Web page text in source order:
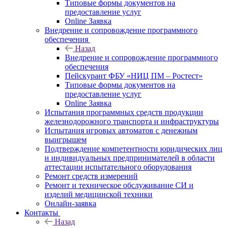
Типовые формы документов на
предоставление услуг
Online Заявка
Внедрение и сопровождение программного
обеспечения
Назад
Внедрение и сопровождение программного
обеспечения
Пейскурант ФБУ «НИЦ ПМ – Ростест»
Типовые формы документов на
предоставление услуг
Online Заявка
Испытания программных средств продукции
железнодорожного транспорта и инфраструктуры
Испытания игровых автоматов с денежным
выигрышем
Подтверждение компетентности юридических лиц
и индивидуальных предпринимателей в области
аттестации испытательного оборудования
Ремонт средств измерений
Ремонт и техническое обслуживание СИ и
изделий медицинской техники
Онлайн-заявка
Контакты
Назад